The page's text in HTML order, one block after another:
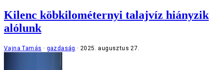
Kilenc köbkilométernyi talajvíz hiányzik
alólunk
Vajna Tamás gazdaság 2025. augusztus 27.